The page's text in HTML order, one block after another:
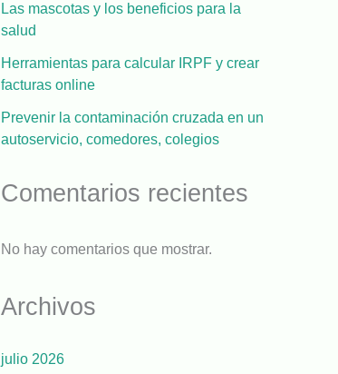
Las mascotas y los beneficios para la
salud
Herramientas para calcular IRPF y crear
facturas online
Prevenir la contaminación cruzada en un
autoservicio, comedores, colegios
Comentarios recientes
No hay comentarios que mostrar.
Archivos
julio 2026